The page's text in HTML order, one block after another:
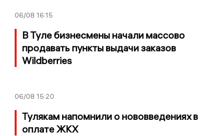
06/08 16:15
В Туле бизнесмены начали массово
продавать пункты выдачи заказов
Wildberries
06/08 15:20
Тулякам напомнили о нововведениях в
оплате ЖКХ